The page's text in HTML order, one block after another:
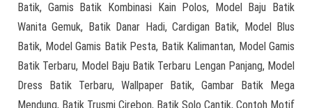
Batik, Gamis Batik Kombinasi Kain Polos, Model Baju Batik
Wanita Gemuk, Batik Danar Hadi, Cardigan Batik, Model Blus
Batik, Model Gamis Batik Pesta, Batik Kalimantan, Model Gamis
Batik Terbaru, Model Baju Batik Terbaru Lengan Panjang, Model
Dress Batik Terbaru, Wallpaper Batik, Gambar Batik Mega
Mendung, Batik Trusmi Cirebon, Batik Solo Cantik, Contoh Motif